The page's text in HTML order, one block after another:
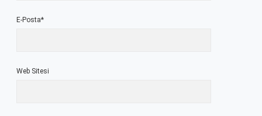
E-Posta*
Web Sitesi